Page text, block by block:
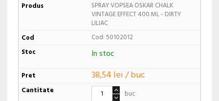
SPRAY VOPSEA OSKAR CHALK
VINTAGE EFFECT 400 ML - DIRTY
LILIAC
Cod: 50102012
In stoc
38,54 lei / buc
buc